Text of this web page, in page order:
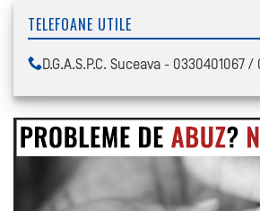
TELEFOANE UTILE
D.G.A.S.P.C. Suceava - 0330401067